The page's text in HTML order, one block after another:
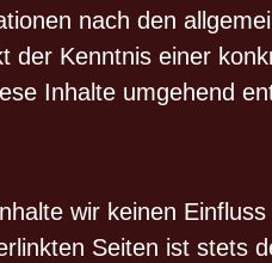
nach den
Kenntnis einer
Inhalte umgehend
wir keinen
Seiten ist stets